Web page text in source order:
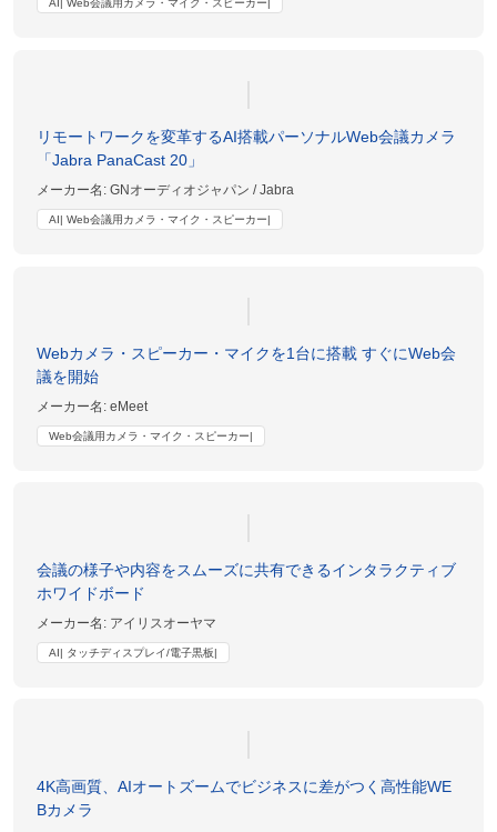
リモートワークを変革するAI搭載パーソナルWeb会議カメラ
「Jabra PanaCast 20」
メーカー名:GNオーディオジャパン / Jabra
AI| Web会議用カメラ・マイク・スピーカー|
Webカメラ・スピーカー・マイクを1台に搭載 すぐにWeb会
議を開始
メーカー名:eMeet
Web会議用カメラ・マイク・スピーカー|
会議の様子や内容をスムーズに共有できるインタラクティブ
ホワイドボード
メーカー名: アイリスオーヤマ
AI| タッチディスプレイ/電子黒板|
4K高画質、AIオートズームでビジネスに差がつく高性能WE
Bカメラ